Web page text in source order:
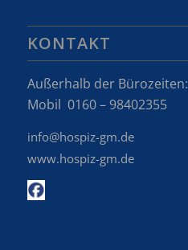
KONTAKT
Außerhalb der Bürozeiten:
Mobil 0160 – 98402355
info@hospiz-gm.de
www.hospiz-gm.de